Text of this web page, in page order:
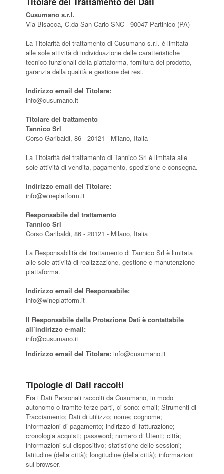
Cusumano s.r.l.
Via Bisacca, C.da San Carlo SNC - 90047 Partinico (PA)
La Titolarità del trattamento di Cusumano s.r.l. è limitata
alle sole attività di individuazione delle caratteristiche
tecnico-funzionali della piattaforma, fornitura del prodotto,
garanzia della qualità e gestione dei resi.
Indirizzo email del Titolare:
info@cusumano.it
Titolare del trattamento
Tannico Srl
Corso Garibaldi, 86 - 20121 - Milano, Italia
La Titolarità del trattamento di Tannico Srl è limitata alle
sole attività di vendita, pagamento, spedizione e consegna.
Indirizzo email del Titolare:
info@wineplatform.it
Responsabile del trattamento
Tannico Srl
Corso Garibaldi, 86 - 20121 - Milano, Italia
La Responsabilità del trattamento di Tannico Srl è limitata
alle sole attività di realizzazione, gestione e manutenzione
piattaforma.
Indirizzo email del Responsabile:
info@wineplatform.it
Il Responsabile della Protezione Dati è contattabile
all’indirizzo e-mail:
info@cusumano.it
Indirizzo email del Titolare: info@cusumano.it
Tipologie di Dati raccolti
Fra i Dati Personali raccolti da Cusumano, in modo
autonomo o tramite terze parti, ci sono: email; Strumenti di
Tracciamento; Dati di utilizzo; nome; cognome;
informazioni di pagamento; indirizzo di fatturazione;
cronologia acquisti; password; numero di Utenti; città;
informazioni sul dispositivo; statistiche delle sessioni;
latitudine (della città); longitudine (della città); informazioni
sul browser.